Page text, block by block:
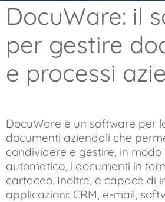
DocuWare: il
per gestire
e processi
DocuWare è un software per
documenti aziendali che
condividere e gestire, in modo
automatico, i documenti in
cartaceo. Inoltre, è capace di
applicazioni: CRM, e-mail,